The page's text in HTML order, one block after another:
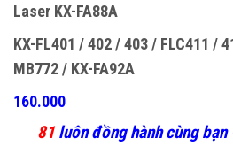
Laser KX-FA88A
KX-FL401 / 402 / 403 / FLC411 /
MB772 / KX-FA92A
160.000
81luôn đồng hành cùng bạn